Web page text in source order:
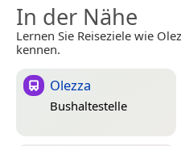
In der Nähe
Lernen Sie Reiseziele wie
kennen.
Olezza
Bushaltestelle